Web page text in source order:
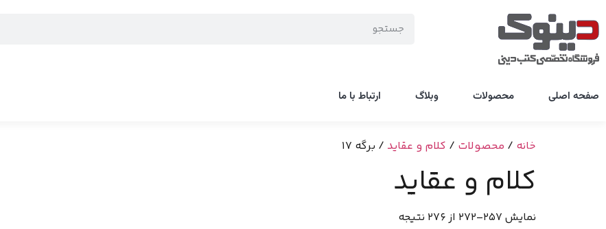
صفحه اصلی محصولات وبلاگ ارتباط با ما
خانه / محصولات / کلام و عقاید / برگه 17
کلام و عقاید
نمایش 257–272 از 276 نتیجه